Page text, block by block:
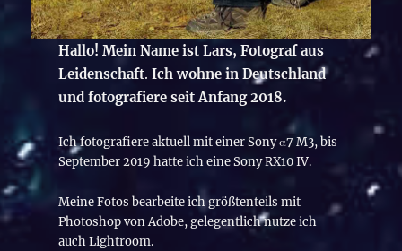
Hallo! Mein Name ist Lars, Fotograf aus
Leidenschaft. Ich wohne in Deutschland
und fotografiere seit Anfang 2018.
Ich fotografiere aktuell mit einer Sony α7 M3, bis
September 2019 hatte ich eine Sony RX10 IV.
Meine Fotos bearbeite ich größtenteils mit
Photoshop von Adobe, gelegentlich nutze ich
auch Lightroom.